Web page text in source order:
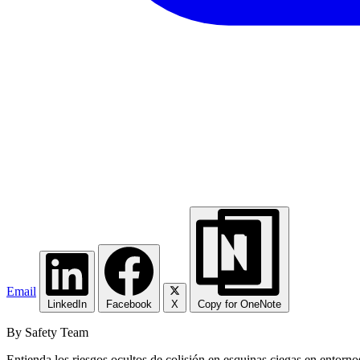
Email
LinkedIn Facebook X Copy for OneNote
By Safety Team